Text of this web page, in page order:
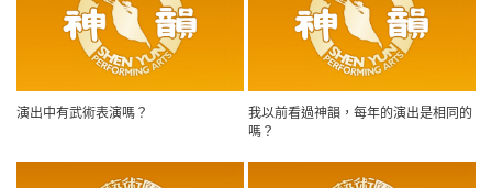
演出中有武術表演嗎？
我以前看過神韻，每年的演出是相同的
嗎？